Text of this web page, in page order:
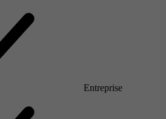
Entreprise